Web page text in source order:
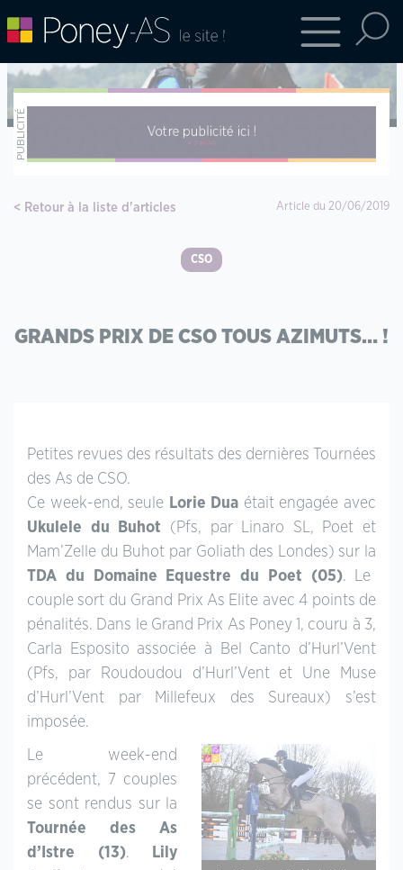
Retour à la liste d'articles Article du 20/06/2019
CSO
GRANDS PRIX DE CSO TOUS AZIMUTS… !
Petites revues des résultats des dernières Tournées
des As de CSO.
Ce week-end, seule Lorie Dua était engagée avec
Ukulele du Buhot (Pfs, par Linaro SL, Poet et
Mam’Zelle du Buhot par Goliath des Londes) sur la
TDA du Domaine Equestre du Poet (05). Le
couple sort du Grand Prix As Elite avec 4 points de
pénalités. Dans le Grand Prix As Poney 1, couru à 3,
Carla Esposito associée à Bel Canto d’Hurl’Vent
(Pfs, par Roudoudou d’Hurl’Vent et Une Muse
d’Hurl’Vent par Millefeux des Sureaux) s’est
imposée.
Le week-end
précédent, 7 couples
se sont rendus sur la
Tournée des As
d’Istre (13). Lily